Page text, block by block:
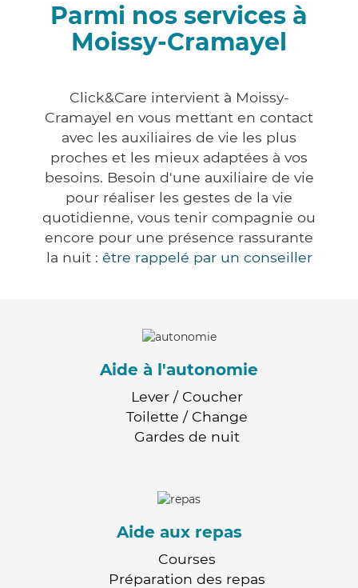
Parmi nos services à
Moissy-Cramayel
Click&Care intervient à Moissy-
Cramayel en vous mettant en contact
avec les auxiliaires de vie les plus
proches et les mieux adaptées à vos
besoins. Besoin d'une auxiliaire de vie
pour réaliser les gestes de la vie
quotidienne, vous tenir compagnie ou
encore pour une présence rassurante
la nuit : être rappelé par un conseiller
Aide à l'autonomie
Lever / Coucher
Toilette / Change
Gardes de nuit
Aide aux repas
Courses
Préparation des repas